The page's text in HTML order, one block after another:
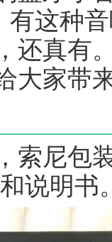
有这种
还真有
大家带
索尼包
说明书